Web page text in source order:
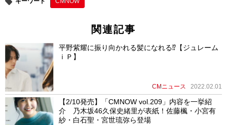
k
関連記事
平野紫耀に振り向かれる髪になれる⁉【ジュレーム
ｉＰ】
CMニュース 2022.02.01
【2/10発売】「CMNOW vol.209」内容を一挙紹
介 乃木坂46久保史緒里が表紙！佐藤楓・小宮有
紗・白石聖・宮世琉弥ら登場